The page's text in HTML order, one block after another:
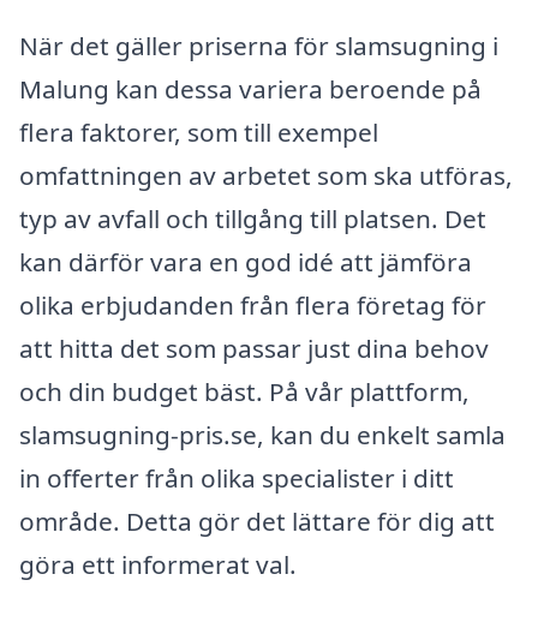
När det gäller priserna för slamsugning i
Malung kan dessa variera beroende på
flera faktorer, som till exempel
omfattningen av arbetet som ska utföras,
typ av avfall och tillgång till platsen. Det
kan därför vara en god idé att jämföra
olika erbjudanden från flera företag för
att hitta det som passar just dina behov
och din budget bäst. På vår plattform,
slamsugning-pris.se, kan du enkelt samla
in offerter från olika specialister i ditt
område. Detta gör det lättare för dig att
göra ett informerat val.